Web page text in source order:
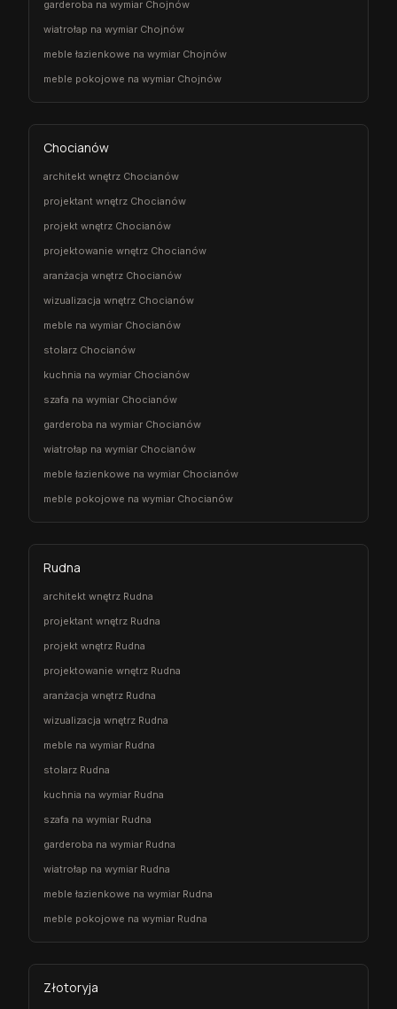
garderoba na wymiar Chojnów
wiatrołap na wymiar Chojnów
meble łazienkowe na wymiar Chojnów
meble pokojowe na wymiar Chojnów
Chocianów
architekt wnętrz Chocianów
projektant wnętrz Chocianów
projekt wnętrz Chocianów
projektowanie wnętrz Chocianów
aranżacja wnętrz Chocianów
wizualizacja wnętrz Chocianów
meble na wymiar Chocianów
stolarz Chocianów
kuchnia na wymiar Chocianów
szafa na wymiar Chocianów
garderoba na wymiar Chocianów
wiatrołap na wymiar Chocianów
meble łazienkowe na wymiar Chocianów
meble pokojowe na wymiar Chocianów
Rudna
architekt wnętrz Rudna
projektant wnętrz Rudna
projekt wnętrz Rudna
projektowanie wnętrz Rudna
aranżacja wnętrz Rudna
wizualizacja wnętrz Rudna
meble na wymiar Rudna
stolarz Rudna
kuchnia na wymiar Rudna
szafa na wymiar Rudna
garderoba na wymiar Rudna
wiatrołap na wymiar Rudna
meble łazienkowe na wymiar Rudna
meble pokojowe na wymiar Rudna
Złotoryja